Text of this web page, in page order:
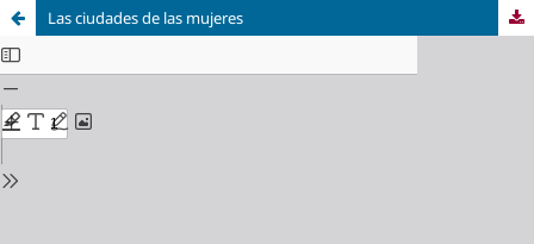
Las ciudades de las mujeres